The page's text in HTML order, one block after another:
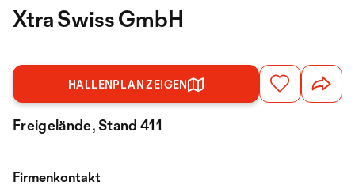
Xtra Swiss GmbH
HALLENPLAN ZEIGEN
Freigelände, Stand 411
Firmenkontakt